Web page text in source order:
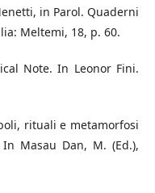
in Parol. Quaderni
Meltemi, 18, p. 60.
Note. In Leonor Fini.
rituali e metamorfosi
Masau Dan, M. (Ed.),